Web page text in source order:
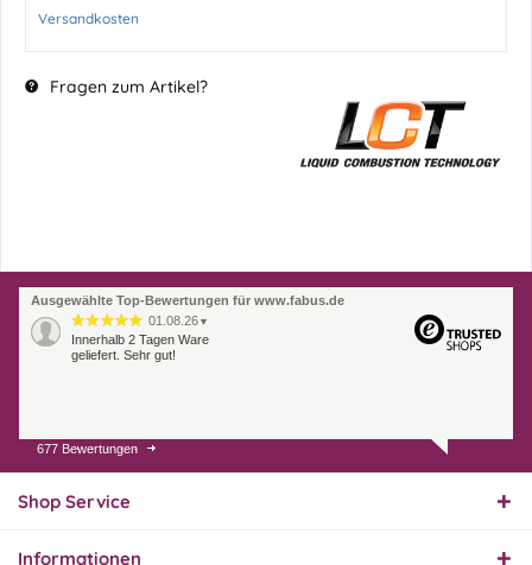
Versandkosten
Fragen zum Artikel?
Ausgewählte Top-Bewertungen für www.fabus.de
01.08.26 ▼
Innerhalb 2 Tagen Ware
geliefert. Sehr gut!
31.07.26
Super schnelle Lieferung,
hervorragend. Gerne
677 Bewertungen
Shop Service
Informationen